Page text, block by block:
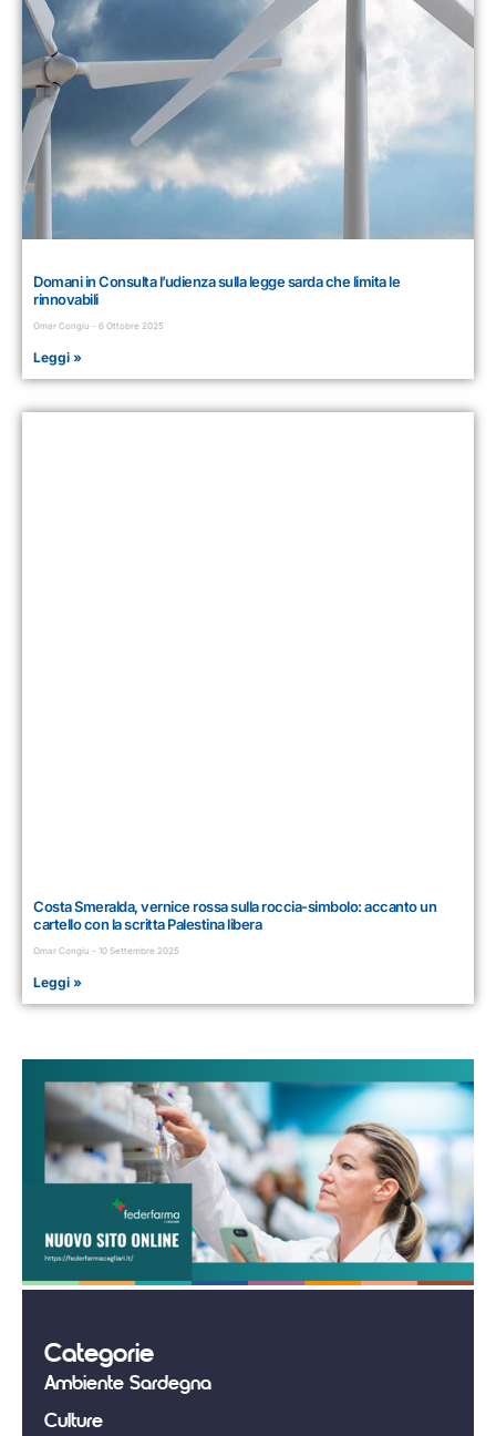
Domani in Consulta l’udienza sulla legge sarda che limita le
rinnovabili
Omar Congiu 6 Ottobre 2025
Leggi »
Costa Smeralda, vernice rossa sulla roccia-simbolo: accanto un
cartello con la scritta Palestina libera
Omar Congiu 10 Settembre 2025
Leggi »
Categorie
Ambiente Sardegna
Culture